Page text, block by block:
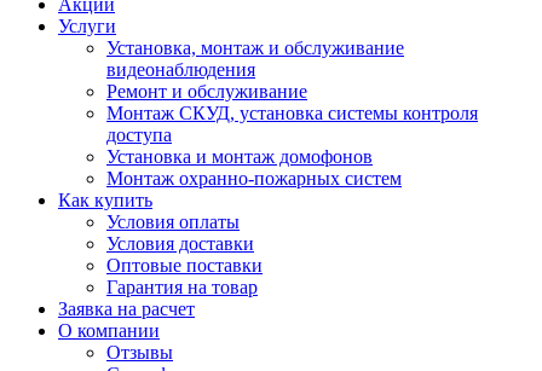
Акции
Услуги
Установка, монтаж и обслуживание
видеонаблюдения
Ремонт и обслуживание
Монтаж СКУД, установка системы контроля
доступа
Установка и монтаж домофонов
Монтаж охранно-пожарных систем
Как купить
Условия оплаты
Условия доставки
Оптовые поставки
Гарантия на товар
Заявка на расчет
О компании
Отзывы